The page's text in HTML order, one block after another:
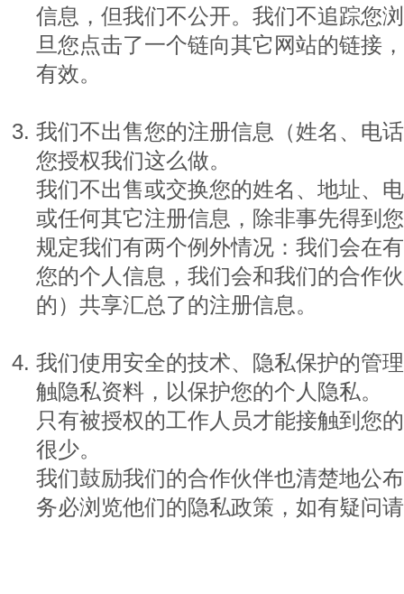
信息，但我们不公开。我们不追踪您
旦您点击了一个链向其它网站的链接
有效。
我们不出售您的注册信息（姓名、电
您授权我们这么做。
我们不出售或交换您的姓名、地址、
或任何其它注册信息，除非事先得到
规定我们有两个例外情况：我们会在
您的个人信息，我们会和我们的合作
的）共享汇总了的注册信息。
我们使用安全的技术、隐私保护的管
触隐私资料，以保护您的个人隐私。
只有被授权的工作人员才能接触到您
很少。
我们鼓励我们的合作伙伴也清楚地公
务必浏览他们的隐私政策，如有疑问